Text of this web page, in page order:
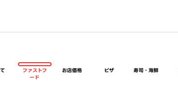
ファストフ
ード
お店価格 ピザ 寿司・海鮮